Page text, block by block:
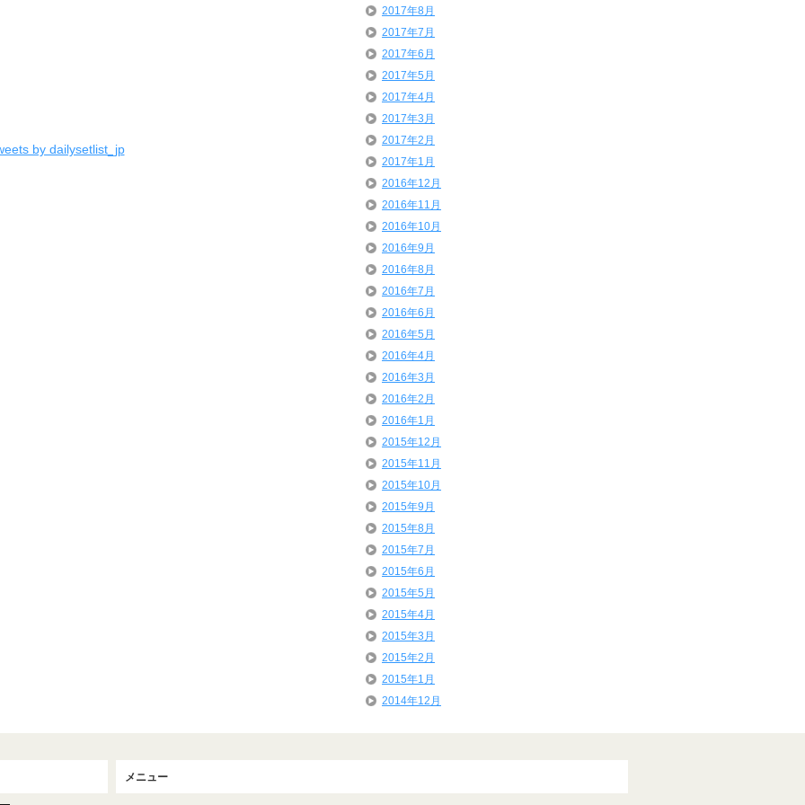
by dailysetlist_jp
2017年8月
2017年7月
2017年6月
2017年5月
2017年4月
2017年3月
2017年2月
2017年1月
2016年12月
2016年11月
2016年10月
2016年9月
2016年8月
2016年7月
2016年6月
2016年5月
2016年4月
2016年3月
2016年2月
2016年1月
2015年12月
2015年11月
2015年10月
2015年9月
2015年8月
2015年7月
2015年6月
2015年5月
2015年4月
2015年3月
2015年2月
2015年1月
2014年12月
メニュー